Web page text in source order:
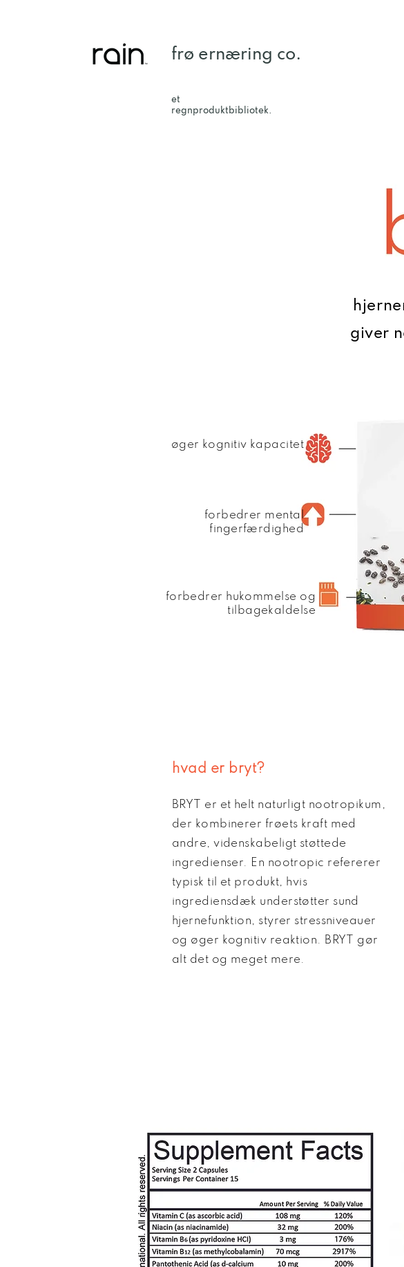
frø ernæring co.
et
regnproduktbibliotek.
giver
øger kognitiv kapacitet
forbedrer mental
fingerfærdighed
forbedrer hukommelse og
tilbagekaldelse
hvad er bryt?
BRYT er et helt naturligt nootropikum,
der kombinerer frøets kraft med
andre, videnskabeligt støttede
ingredienser. En nootropic refererer
typisk til et produkt, hvis
ingrediensdæk understøtter sund
hjernefunktion, styrer stressniveauer
og øger kognitiv reaktion. BRYT gør
alt det og meget mere.